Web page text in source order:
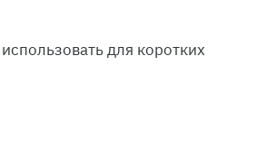
для коротких